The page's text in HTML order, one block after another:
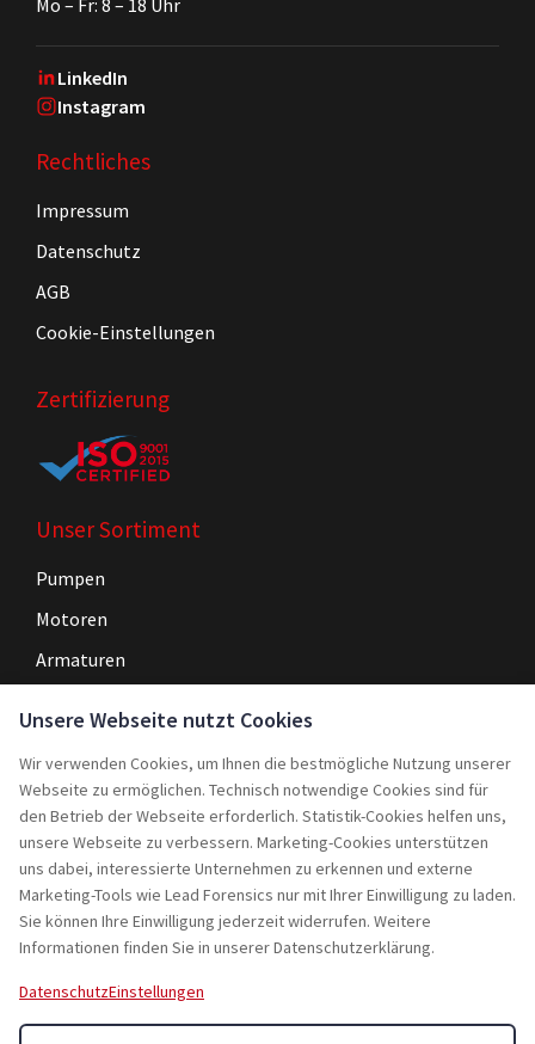
LinkedIn
Instagram
Rechtliches
Impressum
Datenschutz
AGB
Cookie-Einstellungen
Zertifizierung
Unser Sortiment
Pumpen
Motoren
Armaturen
Navigation
Home
Service
Projekte
Rebuy
Kontakt
Unsere Webseite nutzt Cookies
Wir verwenden Cookies, um Ihnen die bestmögliche Nutzung unserer
Webseite zu ermöglichen. Technisch notwendige Cookies sind für
den Betrieb der Webseite erforderlich. Statistik-Cookies helfen uns,
unsere Webseite zu verbessern. Marketing-Cookies unterstützen
uns dabei, interessierte Unternehmen zu erkennen und externe
Marketing-Tools wie Lead Forensics nur mit Ihrer Einwilligung zu laden.
Sie können Ihre Einwilligung jederzeit widerrufen. Weitere
Informationen finden Sie in unserer Datenschutzerklärung.
DatenschutzEinstellungen